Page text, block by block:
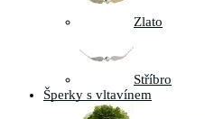
Zlato
Stříbro
Šperky s vltavínem